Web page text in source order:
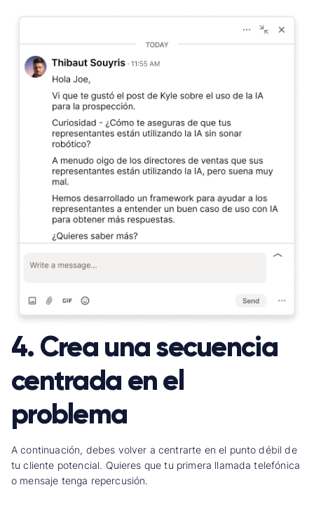
4. Crea una secuencia
centrada en el
problema
A continuación, debes volver a centrarte en el punto débil de
tu cliente potencial. Quieres que tu primera llamada telefónica
o mensaje tenga repercusión.